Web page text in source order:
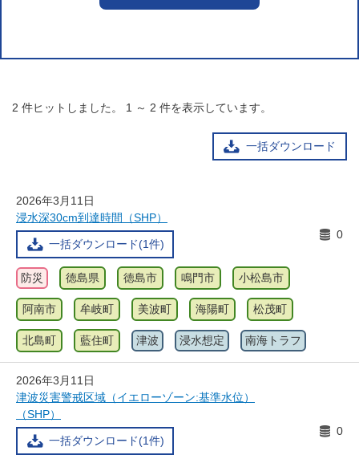
2 件ヒットしました。 1 ～ 2 件を表示しています。
一括ダウンロード
2026年3月11日
浸水深30cm到達時間（SHP）
一括ダウンロード(1件)
0
防災 徳島県 徳島市 鳴門市 小松島市
阿南市 牟岐町 美波町 海陽町 松茂町
北島町 藍住町 津波 浸水想定 南海トラフ
2026年3月11日
津波災害警戒区域（イエローゾーン:基準水位）
（SHP）
一括ダウンロード(1件)
0